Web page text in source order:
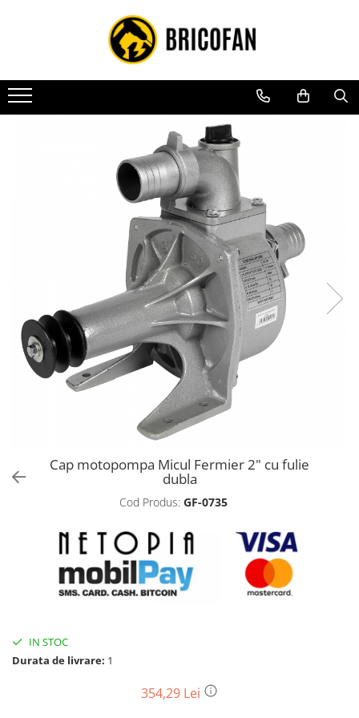
Toate Produsele
Vehicule electrice
Atv
Piese de schimb vehicule electrice
Tricicluri cargo fara permis
Tricicluri persoane
Trotinete electrice
Biciclete, trotinete, triciclete
Motoburghie si accesorii
Accesorii motoburghie
Drujbe, fierastraie electrice
Drujbe pe benzina
Drujbe cu acumulator
Drujbe electrice
Unelte electrice busteni
Cap motopompa Micul Fermier 2" cu fulie
dubla
Cod Produs: GF-0735
IN STOC
Durata de livrare: 1
354,29 Lei